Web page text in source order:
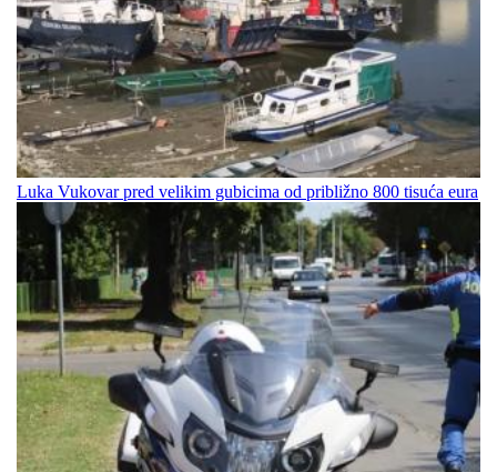
Luka Vukovar pred velikim gubicima od približno 800 tisuća eura